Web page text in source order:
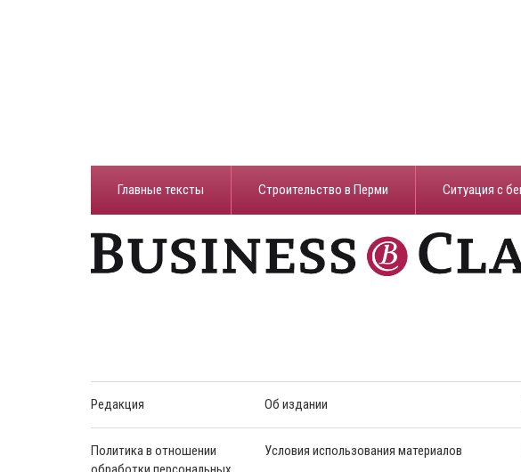
Главные тексты Строительство в Перми ​Ситуация с
Редакция Об издании
Политика в отношении
Условия использования материалов